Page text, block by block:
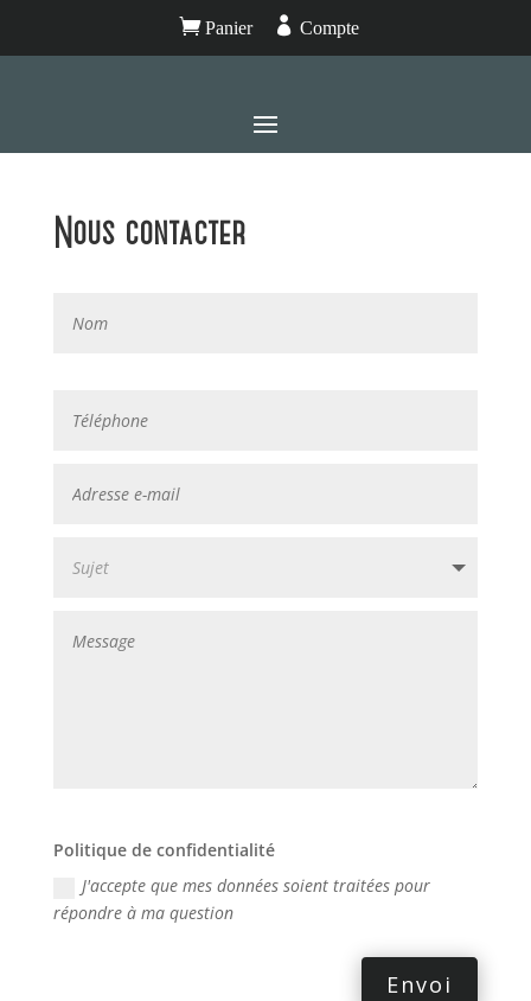
Panier  Compte
Nous contacter
Politique de confidentialité
J'accepte que mes données soient traitées pour
répondre à ma question
Envoi